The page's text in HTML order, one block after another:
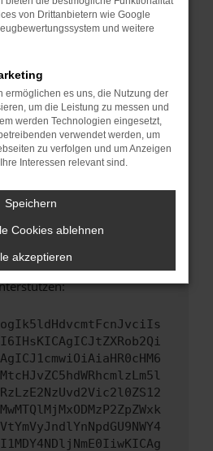
neu.
helfen, vorübergehende
dem neuesten Stand
birgt nicht nur ein
sondern kann auch dazu
Funktionen nicht mehr
Webseitenbetreiber.
genannten Schritte versucht
bitte. Wir werden
zu beheben. Du kannst
um uns bei der
von Drittanbietern wie Google
und weitere
ermöglichen es uns, die Nutzung der
um die Leistung zu messen und
werden Technologien eingesetzt,
verwendet werden, um
zu verfolgen und um Anzeigen
Interessen relevant sind.
Speichern
Cookies ablehnen
akzeptieren